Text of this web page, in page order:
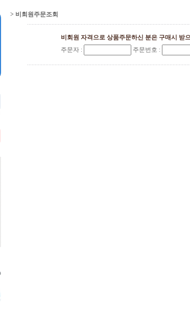
> 비회원주문조회
비회원 자격으로 상품주문하신 분은 구매시 받
주문자 :
주문번호 :